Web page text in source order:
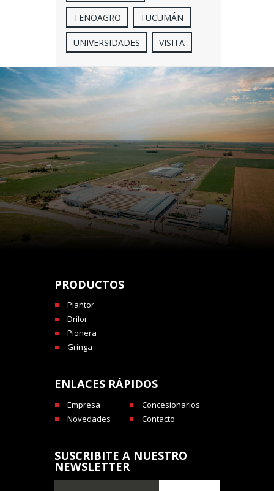
TENOAGRO TUCUMÁN
UNIVERSIDADES VISITA
PRODUCTOS
Plantor
Drilor
Pionera
Gringa
ENLACES RÁPIDOS
Empresa
Concesionarios
Novedades
Contacto
SUSCRIBITE A NUESTRO
NEWSLETTER